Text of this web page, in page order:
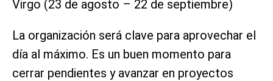
Virgo (23 de agosto – 22 de septiembre)
La organización será clave para aprovechar el
día al máximo. Es un buen momento para
cerrar pendientes y avanzar en proyectos